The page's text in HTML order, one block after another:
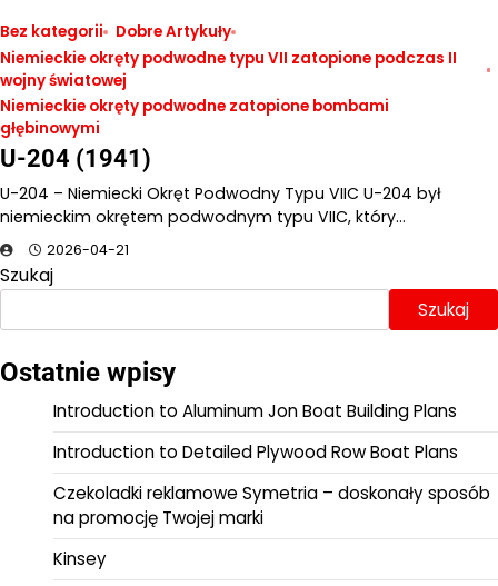
Bez kategorii
Dobre Artykuły
Niemieckie okręty podwodne typu VII zatopione podczas II
wojny światowej
Niemieckie okręty podwodne zatopione bombami
głębinowymi
U-204 (1941)
U-204 – Niemiecki Okręt Podwodny Typu VIIC U-204 był
niemieckim okrętem podwodnym typu VIIC, który…
2026-04-21
Szukaj
Szukaj
Ostatnie wpisy
Introduction to Aluminum Jon Boat Building Plans
Introduction to Detailed Plywood Row Boat Plans
Czekoladki reklamowe Symetria – doskonały sposób
na promocję Twojej marki
Kinsey